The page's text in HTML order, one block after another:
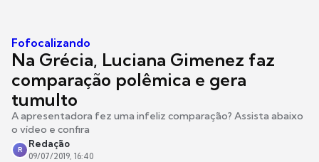
Fofocalizando
Na Grécia, Luciana Gimenez faz
comparação polêmica e gera
tumulto
A apresentadora fez uma infeliz comparação? Assista abaixo
o vídeo e confira
R
Redação
09/07/2019, 16:40